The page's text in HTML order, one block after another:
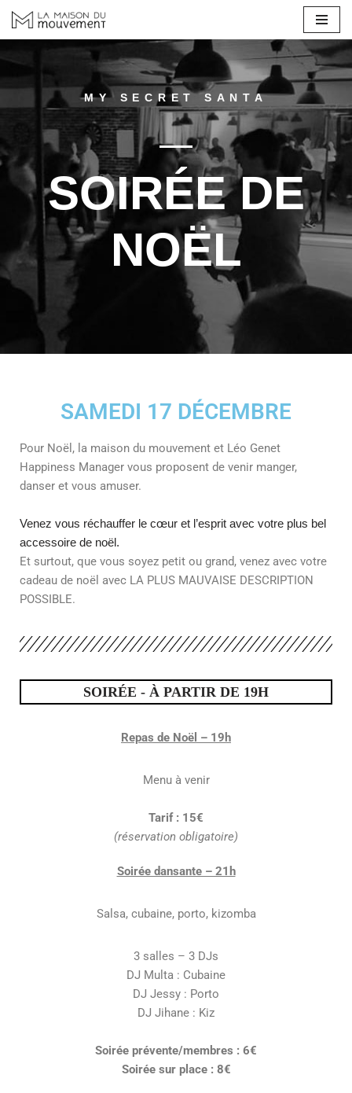
Aller
au
MY SECRET SANTA
SOIRÉE DE
NOËL
SAMEDI 17 DÉCEMBRE
Pour Noël, la maison du mouvement et Léo Genet
Happiness Manager vous proposent de venir manger,
danser et vous amuser.
Venez vous réchauffer le cœur et l’esprit avec votre plus bel
accessoire de noël.
Et surtout, que vous soyez petit ou grand, venez avec votre
cadeau de noël avec LA PLUS MAUVAISE DESCRIPTION
POSSIBLE.
SOIRÉE - À PARTIR DE 19H
Repas de Noël – 19h
Menu à venir
Tarif : 15€
(réservation obligatoire)
Soirée dansante – 21h
Salsa, cubaine, porto, kizomba
3 salles – 3 DJs
DJ Multa : Cubaine
DJ Jessy : Porto
DJ Jihane : Kiz
Soirée prévente/membres : 6€
Soirée sur place : 8€